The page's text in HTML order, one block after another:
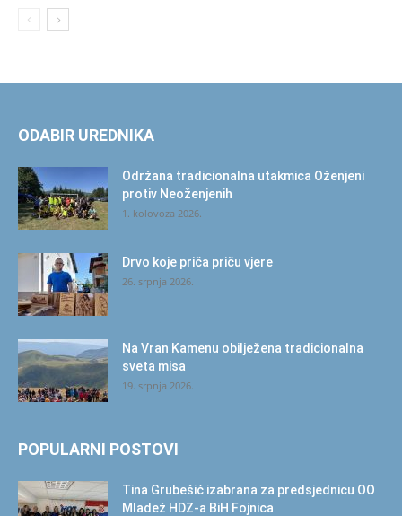
ODABIR UREDNIKA
Održana tradicionalna utakmica Oženjeni
protiv Neoženjenih
1. kolovoza 2026.
Drvo koje priča priču vjere
26. srpnja 2026.
Na Vran Kamenu obilježena tradicionalna
sveta misa
19. srpnja 2026.
POPULARNI POSTOVI
Tina Grubešić izabrana za predsjednicu OO
Mladež HDZ-a BiH Fojnica